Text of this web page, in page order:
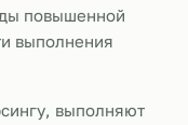
повышенной
выполнения
выполняют